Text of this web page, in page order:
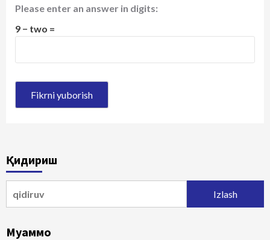
Please enter an answer in digits:
9 − two =
Қидириш
Муаммо